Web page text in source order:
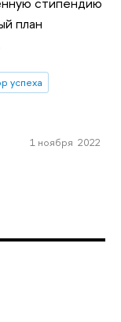
план
успеха
1 ноября 2022